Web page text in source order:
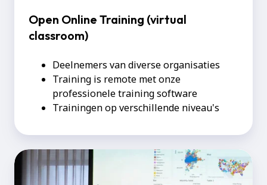
Open Online Training (virtual
classroom)
Deelnemers van diverse organisaties
Training is remote met onze
professionele training software
Trainingen op verschillende niveau's
Gratis
Introductie